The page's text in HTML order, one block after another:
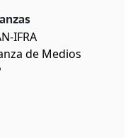
IFRA
de Medios